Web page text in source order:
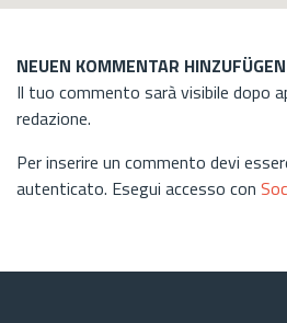
NEUEN KOMMENTAR HINZUFÜGEN
Il tuo commento sarà visibile dopo
redazione.
Per inserire un commento devi
autenticato. Esegui accesso con